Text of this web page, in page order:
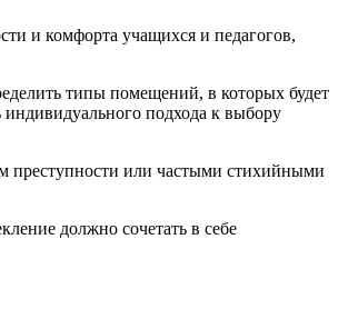
и комфорта учащихся и педагогов,
типы помещений, в которых будет
подхода к выбору
преступности или частыми стихийными
должно сочетать в себе